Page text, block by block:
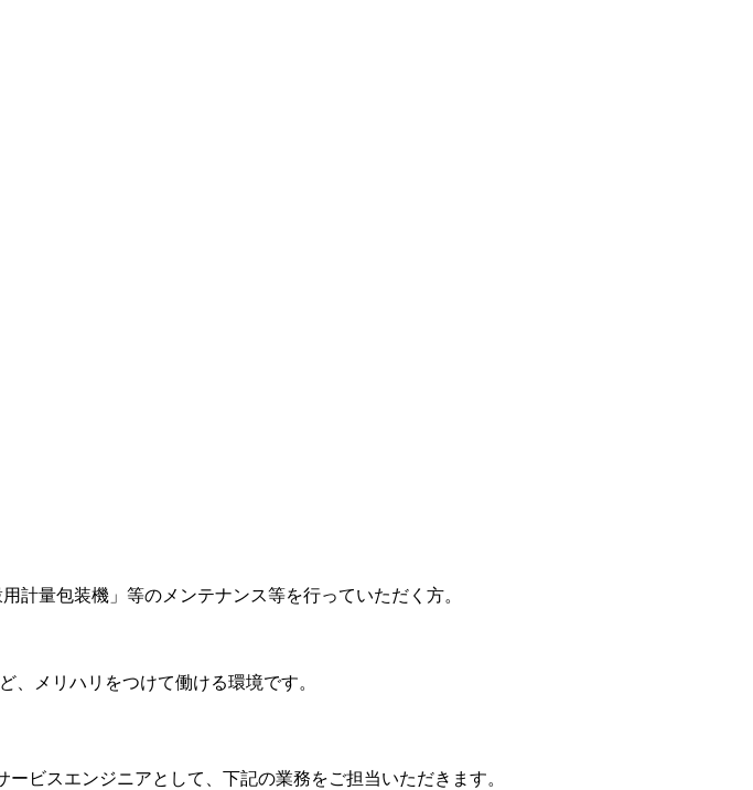
計量包装機」等のメンテナンス等を行っていただく方。
、メリハリをつけて働ける環境です。
ビスエンジニアとして、下記の業務をご担当いただきます。